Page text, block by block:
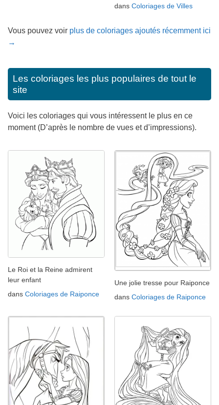
dans Coloriages de Villes
Vous pouvez voir plus de coloriages ajoutés récemment ici
→
Les coloriages les plus populaires de tout le
site
Voici les coloriages qui vous intéressent le plus en ce
moment (D’après le nombre de vues et d’impressions).
Le Roi et la Reine admirent
leur enfant
dans Coloriages de Raiponce
Une jolie tresse pour Raiponce
dans Coloriages de Raiponce